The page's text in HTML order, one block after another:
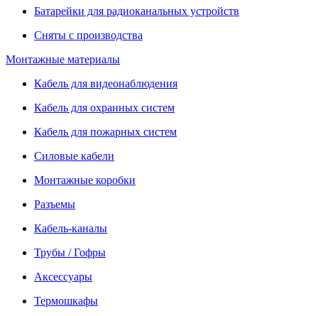
Батарейки для радиоканальных устройств
Сняты с производства
Монтажные материалы
Кабель для видеонаблюдения
Кабель для охранных систем
Кабель для пожарных систем
Силовые кабели
Монтажные коробки
Разъемы
Кабель-каналы
Трубы / Гофры
Аксессуары
Термошкафы